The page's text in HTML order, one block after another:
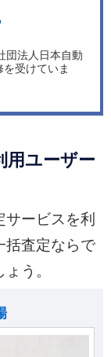
団法人日本自動
受けていま
用ユーザー
ービスを利
括査定ならで
う。